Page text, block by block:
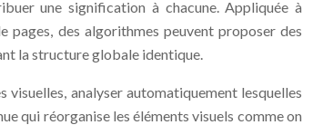
une signification à chacune. Appliquée à
pages, des algorithmes peuvent proposer des
la structure globale identique.
analyser automatiquement lesquelles
qui réorganise les éléments visuels comme on